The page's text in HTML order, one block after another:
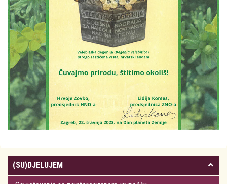
(SU)DJELUJEM